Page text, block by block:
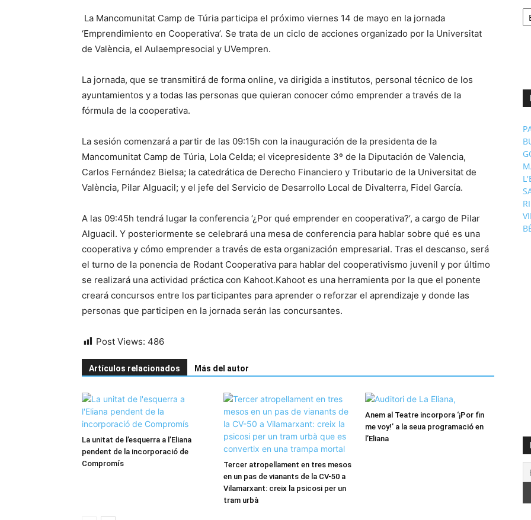
La Mancomunitat Camp de Túria participa el próximo viernes 14 de mayo en la jornada
‘Emprendimiento en Cooperativa’. Se trata de un ciclo de acciones organizado por la Universitat
de València, el Aulaempresocial y UVempren.
La jornada, que se transmitirá de forma online, va dirigida a institutos, personal técnico de los
ayuntamientos y a todas las personas que quieran conocer cómo emprender a través de la
fórmula de la cooperativa.
La sesión comenzará a partir de las 09:15h con la inauguración de la presidenta de la
Mancomunitat Camp de Túria, Lola Celda; el vicepresidente 3º de la Diputación de Valencia,
Carlos Fernández Bielsa; la catedrática de Derecho Financiero y Tributario de la Universitat de
València, Pilar Alguacil; y el jefe del Servicio de Desarrollo Local de Divalterra, Fidel García.
A las 09:45h tendrá lugar la conferencia ‘¿Por qué emprender en cooperativa?’, a cargo de Pilar
Alguacil. Y posteriormente se celebrará una mesa de conferencia para hablar sobre qué es una
cooperativa y cómo emprender a través de esta organización empresarial. Tras el descanso, será
el turno de la ponencia de Rodant Cooperativa para hablar del cooperativismo juvenil y por último
se realizará una actividad práctica con Kahoot.Kahoot es una herramienta por la que el ponente
creará concursos entre los participantes para aprender o reforzar el aprendizaje y donde las
personas que participen en la jornada serán las concursantes.
Post Views: 486
Artículos relacionados Más del autor
La unitat de l’esquerra a l’Eliana
pendent de la incorporació de
Compromís
Tercer atropellament en tres mesos
en un pas de vianants de la CV-50 a
Vilamarxant: creix la psicosi per un
tram urbà
Anem al Teatre incorpora ‘¡Por fin
me voy!’ a la seua programació en
l’Eliana